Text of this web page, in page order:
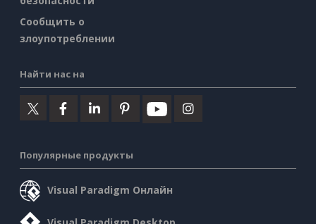
Сообщить о
злоупотреблении
Найти нас на
Популярные продукты
Visual Paradigm Онлайн